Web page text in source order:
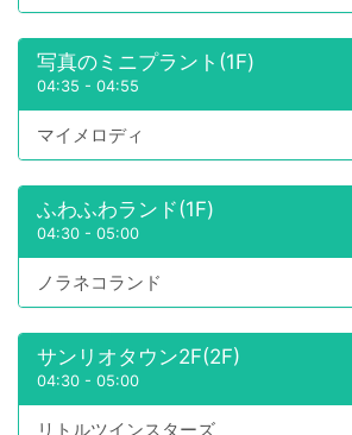
写真のミニプラント(1F)
04:35 - 04:55
マイメロディ
ふわふわランド(1F)
04:30 - 05:00
ノラネコランド
サンリオタウン2F(2F)
04:30 - 05:00
リトルツインスターズ